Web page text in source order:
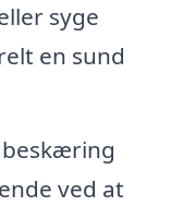
syge
en sund
ved at